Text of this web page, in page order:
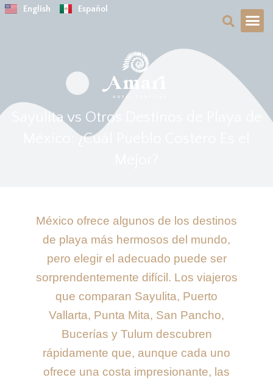
English Español
Sayulita vs Otros Destinos de Playa de
México: ¿Cuál Pueblo Costero Es el
México ofrece algunos de los destinos
de playa más hermosos del mundo,
pero elegir el adecuado puede ser
sorprendentemente difícil. Los viajeros
que comparan Sayulita, Puerto
Vallarta, Punta Mita, San Pancho,
Bucerías y Tulum descubren
rápidamente que, aunque cada uno
ofrece una costa impresionante, las